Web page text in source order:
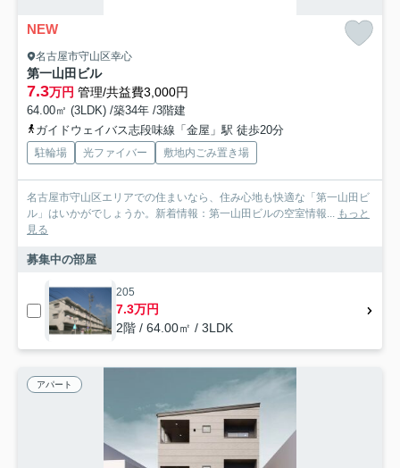
NEW
名古屋市守山区幸心
第一山田ビル
7.3万円 管理/共益費3,000円
64.00㎡ (3LDK) /築34年 /3階建
ガイドウェイバス志段味線「金屋」駅 徒歩20分
駐輪場 光ファイバー 敷地内ごみ置き場
名古屋市守山区エリアでの住まいなら、住み心地も快適な「第一山田ビ
ル」はいかがでしょうか。新着情報：第一山田ビルの空室情報... もっと
見る
募集中の部屋
205
7.3万円
2階 / 64.00㎡ / 3LDK
アパート